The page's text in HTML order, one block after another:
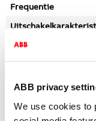
ABB privacy
We use cookies to
Frequentie
Meeschakelende nul
Vervuilingsgraad
Inbouwdiepte